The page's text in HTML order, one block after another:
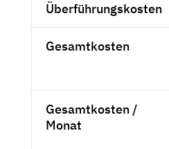
Überführungskosten
Gesamtkosten
Gesamtkosten /
Monat